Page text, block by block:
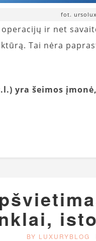
fot.
ir net
Tai nėra
yra šeimos
BY LUXURYBLOG